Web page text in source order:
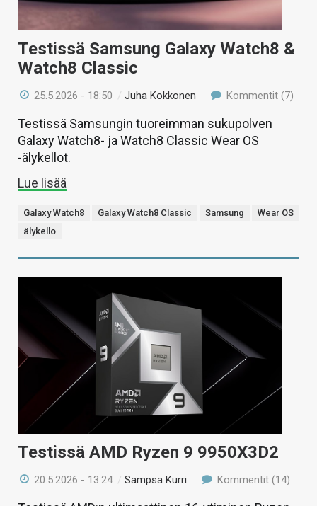
Testissä Samsung Galaxy Watch8 &
Watch8 Classic
25.5.2026 - 18:50 /Juha Kokkonen Kommentit (7)
Testissä Samsungin tuoreimman sukupolven
Galaxy Watch8- ja Watch8 Classic Wear OS
-älykellot.
Lue lisää
Galaxy Watch8 Galaxy Watch8 Classic Samsung
Wear OS
älykello
Testissä AMD Ryzen 9 9950X3D2
20.5.2026 - 13:24 /Sampsa Kurri Kommentit (14)